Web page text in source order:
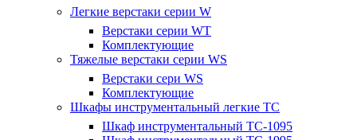
Легкие верстаки серии W
Верстаки серии WT
Комплектующие
Тяжелые верстаки серии WS
Верстаки сери WS
Комплектующие
Шкафы инструментальный легкие ТС
Шкаф инструментальный TC-1095